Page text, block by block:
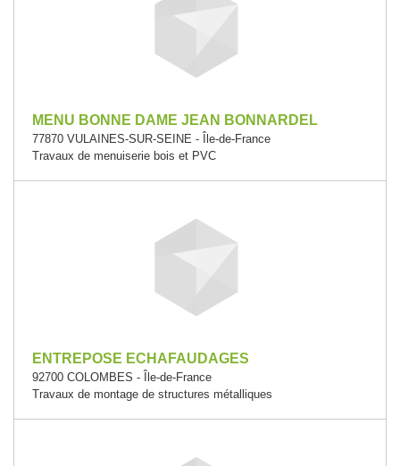
MENU BONNE DAME JEAN BONNARDEL
77870 VULAINES-SUR-SEINE - Île-de-France
Travaux de menuiserie bois et PVC
ENTREPOSE ECHAFAUDAGES
92700 COLOMBES - Île-de-France
Travaux de montage de structures métalliques